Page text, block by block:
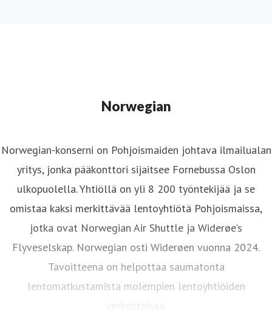
Norwegian
Norwegian-konserni on Pohjoismaiden johtava ilmailualan
yritys, jonka pääkonttori sijaitsee Fornebussa Oslon
ulkopuolella. Yhtiöllä on yli 8 200 työntekijää ja se
omistaa kaksi merkittävää lentoyhtiötä Pohjoismaissa,
jotka ovat Norwegian Air Shuttle ja Widerøe’s
Flyveselskap. Norwegian osti Widerøen vuonna 2024.
Tavoitteena on helpottaa saumatonta
lentomatkustamista molempien lentoyhtiöiden
verkostoissa.